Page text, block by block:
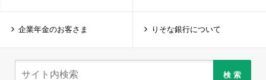
企業年金のお客さま りそな銀行について
検 索